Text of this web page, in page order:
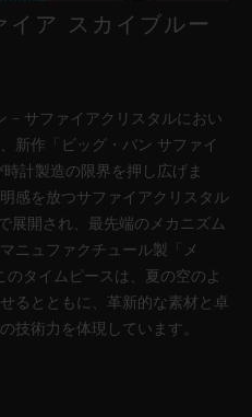
イア スカイブルー
– サファイアクリスタルにおい
新作「ビッグ・バン サファイ
計製造の限界を押し広げま
感を放つサファイアクリスタル
展開され、最先端のメカニズム
ニュファクチュール製「メ
タイムピースは、夏の空のよ
るとともに、革新的な素材と卓
技術力を体現しています。